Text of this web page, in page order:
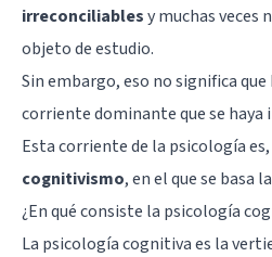
irreconciliablesy muchas veces
objeto de estudio.
Sin embargo, eso no significa
corriente dominante que se haya
Esta corriente de la psicología
cognitivismo, en el que se basa
¿En qué consiste la psicología
La psicología cognitiva es la